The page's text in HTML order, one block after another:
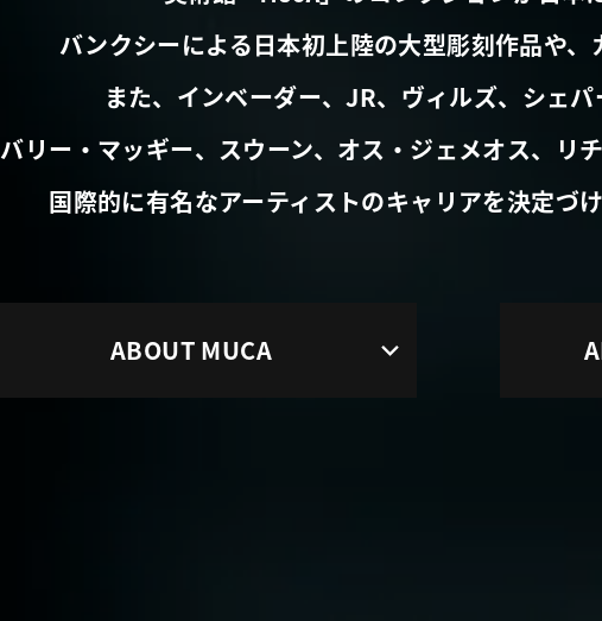
バンクシーによる日本初上陸の大型彫刻作品や、
また、インベーダー、JR、ヴィルズ、シェパ
バリー・マッギー、スウーン、オス・ジェメオス、リ
国際的に有名なアーティストのキャリアを決定づ
ABOUT MUCA